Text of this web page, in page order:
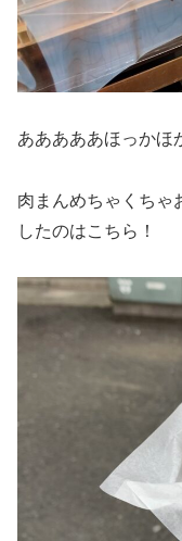
あああああほっか
肉まんめちゃくち
したのはこちら！